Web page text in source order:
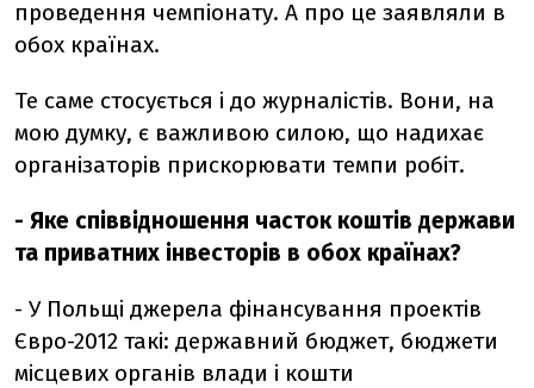
проведення чемпіонату. А про це заявляли в
обох країнах.
Те саме стосується і до журналістів. Вони, на
мою думку, є важливою силою, що надихає
організаторів прискорювати темпи робіт.
- Яке співвідношення часток коштів держави
та приватних інвесторів в обох країнах?
- У Польщі джерела фінансування проектів
Євро-2012 такі: державний бюджет, бюджети
місцевих органів влади і кошти